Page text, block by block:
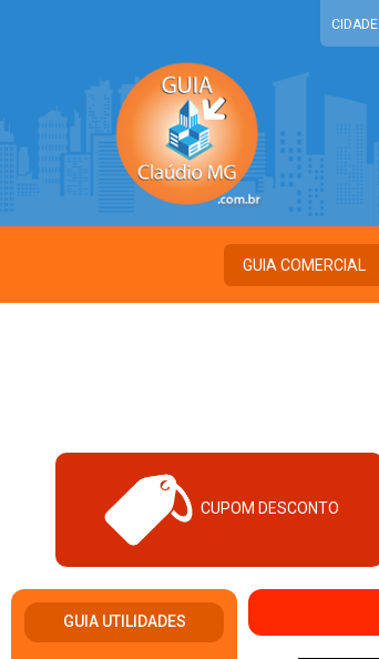
CIDADE
CUPOM DESCONTO
GUIA UTILIDADES